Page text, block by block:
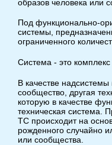
образов человека или
Под функционально-
системы,
ограниченного
Система - это
В качестве надсистемы
сообщество, другая
которую в качестве
техническая система.
ТС происходит на
рожденного случайно
или сообщества.